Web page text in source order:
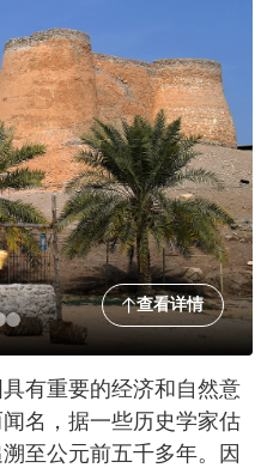
查看详情
有重要的经济和自然意
名，据一些历史学家估
至公元前五千多年。因